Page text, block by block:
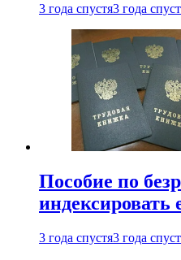
3 года спустя3 года
Пособие по
индексировать
3 года спустя3 года